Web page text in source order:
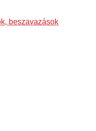
beszavazások